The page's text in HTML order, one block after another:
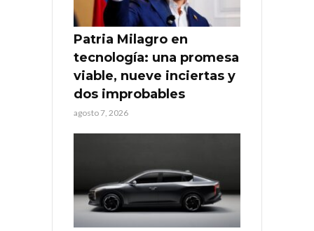
Patria Milagro en
tecnología: una promesa
viable, nueve inciertas y
dos improbables
agosto 7, 2026